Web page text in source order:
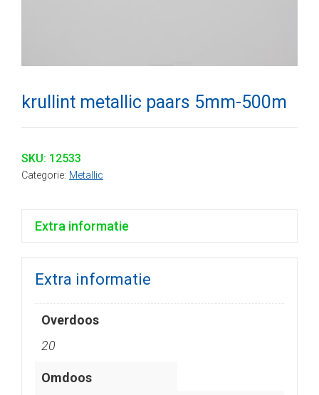
krullint metallic paars 5mm-500m
SKU: 12533
Categorie: Metallic
Extra informatie
Extra informatie
Overdoos
20
Omdoos